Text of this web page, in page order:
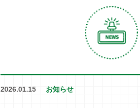
2026.01.15 お知らせ